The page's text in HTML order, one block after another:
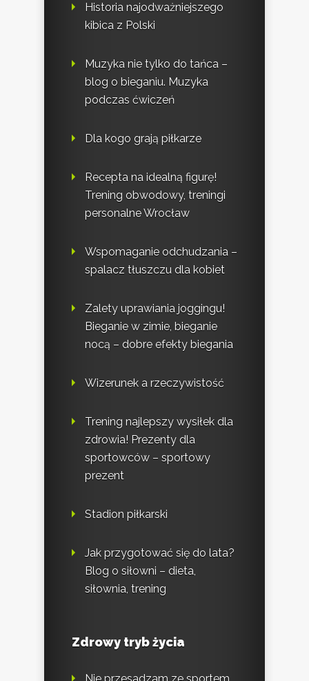
Historia najodważniejszego
kibica z Polski
Muzyka nie tylko do tańca –
blog o bieganiu. Muzyka
podczas ćwiczeń
Dla kogo grają piłkarze
Recepta na idealną figurę!
Trening obwodowy, treningi
personalne Wrocław
Wspomaganie odchudzania –
spalacz tłuszczu dla kobiet
Zalety uprawiania joggingu!
Bieganie w zimie, bieganie
nocą – dobre efekty biegania
Wizerunek a rzeczywistość
Trening najlepszy wysiłek dla
zdrowia! Prezenty dla
sportowców – sportowy
prezent
Stadion piłkarski
Jak przygotować się do lata?
Blog o siłowni – dieta,
siłownia, trening
Zdrowy tryb życia